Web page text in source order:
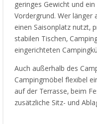
geringes Gewicht und
Vordergrund. Wer länger
einen Saisonplatz nutzt,
stabilen Tischen,
eingerichteten
Auch außerhalb des
Campingmöbel flexibel
auf der Terrasse, beim
zusätzliche Sitz- und